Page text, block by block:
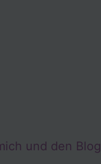
und den Blog